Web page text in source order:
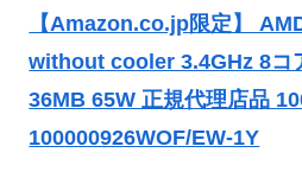
【Amazon.co.jp限定】
without cooler 3.4GHz 8コ
36MB 65W 正規代理店品
100000926WOF/EW-1Y